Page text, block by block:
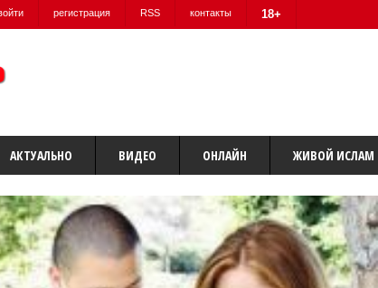
регистрация RSS контакты 18+
АКТУАЛЬНО ВИДЕО ОНЛАЙН ЖИВОЙ ИСЛАМ